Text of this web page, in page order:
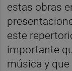
estas obras
este
importante
música y